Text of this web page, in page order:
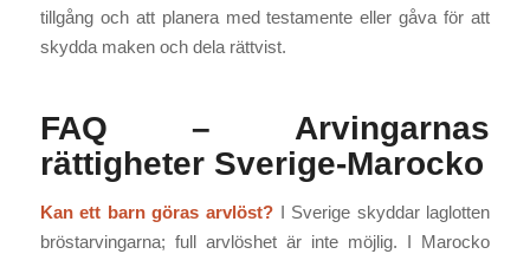
tillgång och att planera med testamente eller gåva för att
skydda maken och dela rättvist.
FAQ – Arvingarnas
rättigheter Sverige-Marocko
Kan ett barn göras arvlöst? I Sverige skyddar laglotten
bröstarvingarna; full arvlöshet är inte möjlig. I Marocko